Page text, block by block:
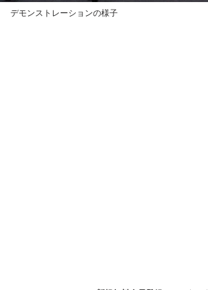
デモンストレーションの様子